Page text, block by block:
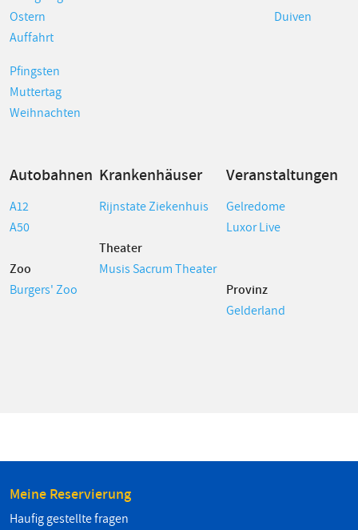
Ostern
Duiven
Auffahrt
Pfingsten
Muttertag
Weihnachten
Autobahnen Krankenhäuser Veranstaltungen
A12 Rijnstate Ziekenhuis
Gelredome
A50
Luxor Live
Theater
Zoo
Musis Sacrum Theater
Burgers' Zoo
Provinz
Gelderland
Meine Reservierung
Haufig gestellte fragen